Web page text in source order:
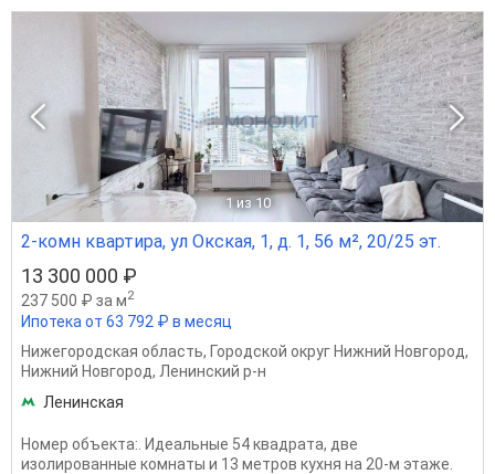
1 из 10
2-комн квартира, ул Окская, 1, д. 1, 56 м², 20/25 эт.
13 300 000 ₽
237 500 ₽ за м2
Ипотека от 63 792 ₽ в месяц
Нижегородская область, Городской округ Нижний Новгород,
Нижний Новгород, Ленинский р-н
Ленинская
Номер объекта:. Идеальные 54 квадрата, две
изолированные комнаты и 13 метров кухня на 20-м этаже.